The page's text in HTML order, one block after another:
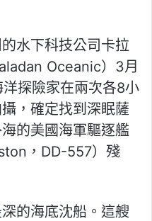
水下科技公司卡拉
Oceanic）3月
探險家在兩次各8小
，確定找到深眠薩
的美國海軍驅逐艦
，DD-557）殘
的海底沈船。這艘